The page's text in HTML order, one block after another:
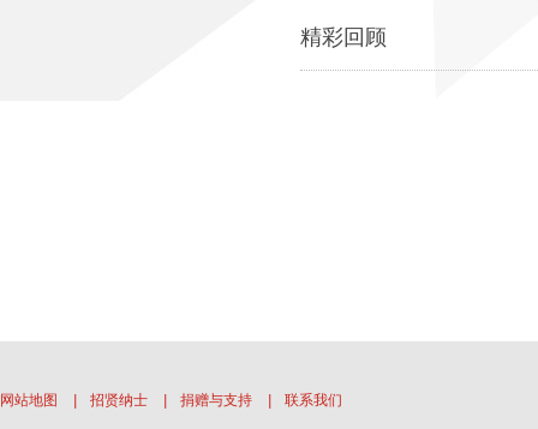
精彩回顾
网站地图 招贤纳士 捐赠与支持 联系我们